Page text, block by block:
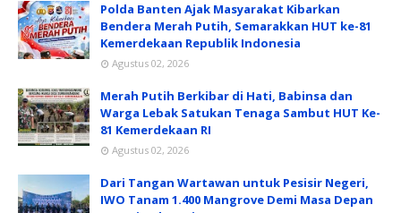
Polda Banten Ajak Masyarakat Kibarkan
Bendera Merah Putih, Semarakkan HUT ke-81
Kemerdekaan Republik Indonesia
Agustus 02, 2026
Merah Putih Berkibar di Hati, Babinsa dan
Warga Lebak Satukan Tenaga Sambut HUT Ke-
81 Kemerdekaan RI
Agustus 02, 2026
Dari Tangan Wartawan untuk Pesisir Negeri,
IWO Tanam 1.400 Mangrove Demi Masa Depan